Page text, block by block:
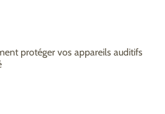
protéger vos appareils auditifs